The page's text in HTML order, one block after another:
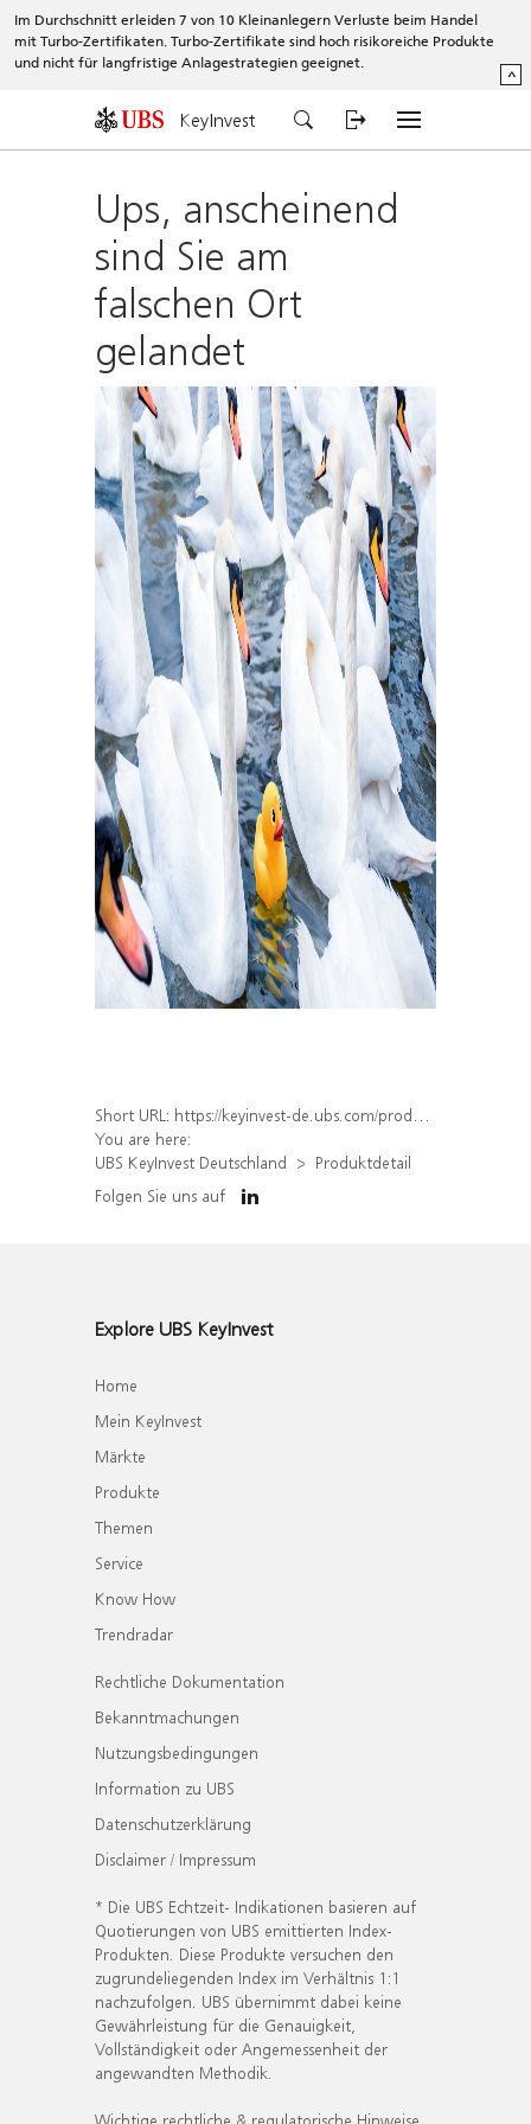
Im Durchschnitt erleiden 7 von 10 Kleinanlegern Verluste beim Handel
mit Turbo-Zertifikaten. Turbo-Zertifikate sind hoch risikoreiche Produkte
und nicht für langfristige Anlagestrategien geeignet.
^
KeyInvest
Ups, anscheinend
sind Sie am
falschen Ort
gelandet
Short URL: https://keyinvest-de.ubs.com/produkt/detail/index/isin/DE000WA8TGS3
You are here:
UBS KeyInvest Deutschland
Produktdetail
Folgen Sie uns auf
Explore UBS KeyInvest
Home
Mein KeyInvest
Märkte
Produkte
Themen
Service
Know How
Trendradar
Rechtliche Dokumentation
Bekanntmachungen
Nutzungsbedingungen
Information zu UBS
Datenschutzerklärung
Disclaimer / Impressum
* Die UBS Echtzeit- Indikationen basieren auf
Quotierungen von UBS emittierten Index-
Produkten. Diese Produkte versuchen den
zugrundeliegenden Index im Verhältnis 1:1
nachzufolgen. UBS übernimmt dabei keine
Gewährleistung für die Genauigkeit,
Vollständigkeit oder Angemessenheit der
angewandten Methodik.